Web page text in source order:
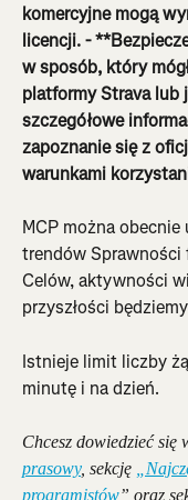
komercyjne mogą
licencji. -
w sposób, który
platformy Strava
szczegółowe
zapoznanie się z
warunkami
MCP można
trendów
Celów, aktywności
przyszłości
Istnieje limit liczby
minutę i na dzień.
Chcesz dowiedzieć się
prasowy, sekcję
programistów” oraz